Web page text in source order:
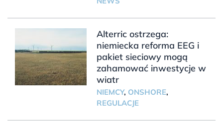
Alterric ostrzega:
niemiecka reforma EEG i
pakiet sieciowy mogą
zahamować inwestycje w
wiatr
NIEMCY, ONSHORE,
REGULACJE